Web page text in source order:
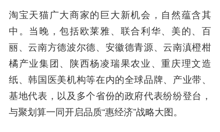
淘宝天猫广大商家的巨大新机会，自然蕴含其
中。当晚，包括欧莱雅、联合利华、美的、百
丽、云南方德波尔德、安徽德青源、云南滇橙柑
橘产业集团、陕西杨凌瑞果农业、重庆理文造
纸、韩国医美机构等在内的全球品牌、产业带、
基地代表，以及多个省份的政府代表纷纷登台，
与聚划算一同开启品质“惠经济”战略大图。